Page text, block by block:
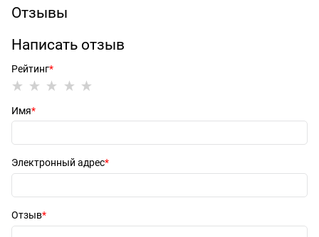
Отзывы
Написать отзыв
Рейтинг
Имя
Электронный адрес
Отзыв